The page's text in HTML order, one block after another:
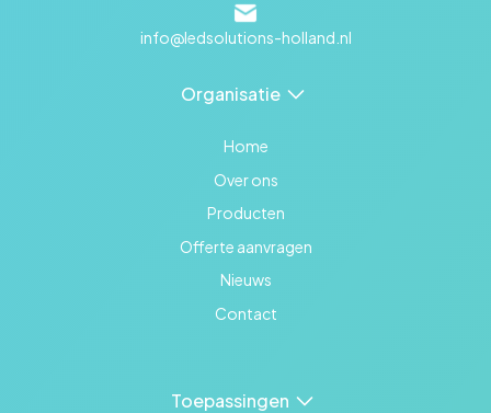
info@ledsolutions-holland.nl
Organisatie
Home
Over ons
Producten
Offerte aanvragen
Nieuws
Contact
Toepassingen